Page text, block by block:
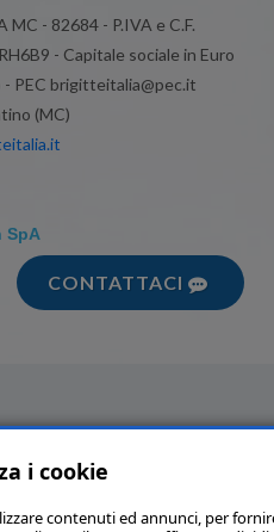
MC - 82684 - P.IVA e C.F.
- Capitale sociale in Euro
PEC brigitteitalia@pec.it
(MC)
SpA
CONTATTACI
i cookie
contenuti ed annunci, per